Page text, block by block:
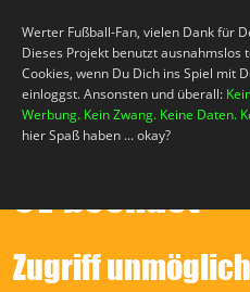
Neuigkeiten
UV beendet
Zugriff
Werter Fußball-Fan, vielen Dank für
Dieses Projekt benutzt ausnahmslos
Cookies, wenn Du Dich ins Spiel mit
einloggst. Ansonsten und überall:
Werbung. Kein Zwang. Keine Daten.
hier Spaß haben ... okay?